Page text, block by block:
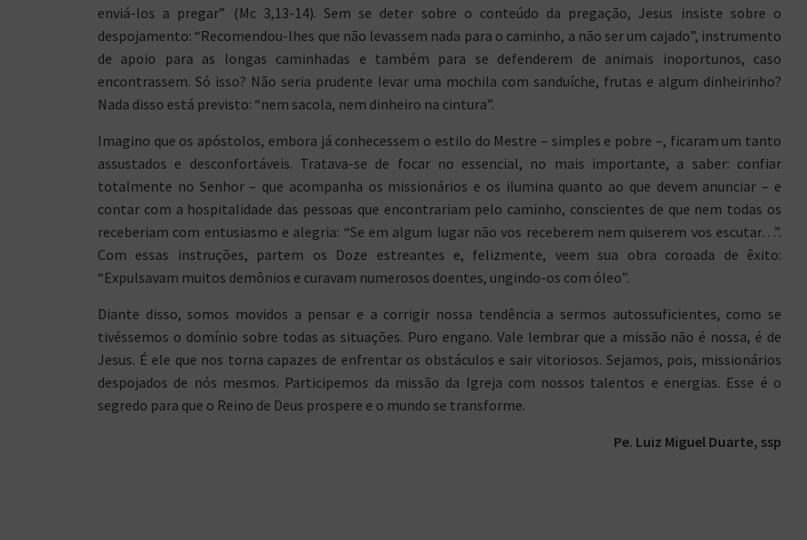
enviá-los a pregar” (Mc 3,13-14). Sem se deter sobre o conteúdo da pregação, Jesus insiste sobre o
despojamento: “Recomendou-lhes que não levassem nada para o caminho, a não ser um cajado”, instrumento
de apoio para as longas caminhadas e também para se defenderem de animais inoportunos, caso
encontrassem. Só isso? Não seria prudente levar uma mochila com sanduíche, frutas e algum dinheirinho?
Nada disso está previsto: “nem sacola, nem dinheiro na cintura”.
Imagino que os apóstolos, embora já conhecessem o estilo do Mestre – simples e pobre –, ficaram um tanto
assustados e desconfortáveis. Tratava-se de focar no essencial, no mais importante, a saber: confiar
totalmente no Senhor – que acompanha os missionários e os ilumina quanto ao que devem anunciar – e
contar com a hospitalidade das pessoas que encontrariam pelo caminho, conscientes de que nem todas os
receberiam com entusiasmo e alegria: “Se em algum lugar não vos receberem nem quiserem vos escutar…”.
Com essas instruções, partem os Doze estreantes e, felizmente, veem sua obra coroada de êxito:
“Expulsavam muitos demônios e curavam numerosos doentes, ungindo-os com óleo”.
Diante disso, somos movidos a pensar e a corrigir nossa tendência a sermos autossuficientes, como se
tivéssemos o domínio sobre todas as situações. Puro engano. Vale lembrar que a missão não é nossa, é de
Jesus. É ele que nos torna capazes de enfrentar os obstáculos e sair vitoriosos. Sejamos, pois, missionários
despojados de nós mesmos. Participemos da missão da Igreja com nossos talentos e energias. Esse é o
segredo para que o Reino de Deus prospere e o mundo se transforme.
Pe. Luiz Miguel Duarte, ssp